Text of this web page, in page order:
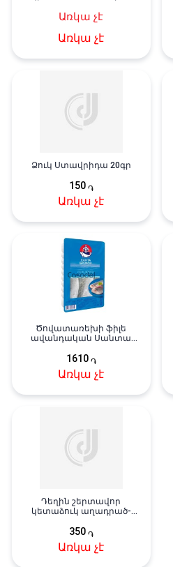
Առկա չէ
Առկա չէ
Ձուկ Ստավրիդա 20գր
150 ֏
Առկա չէ
Ծովատառեխի ֆիլե
ավանդական Սանտա
1610 ֏
Առկա չէ
Դեղին շերտավոր
կետաձուկ աղադրած-
350 ֏
Առկա չէ